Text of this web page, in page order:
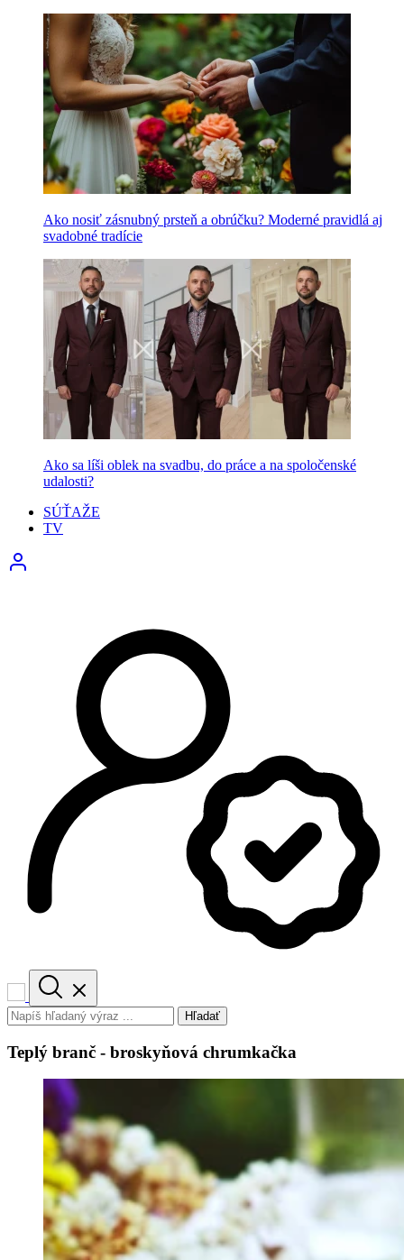
Ako nosiť zásnubný prsteň a obrúčku? Moderné pravidlá aj
svadobné tradície
Ako sa líši oblek na svadbu, do práce a na spoločenské
udalosti?
SÚŤAŽE
TV
Hľadať
Teplý branč - broskyňová chrumkačka